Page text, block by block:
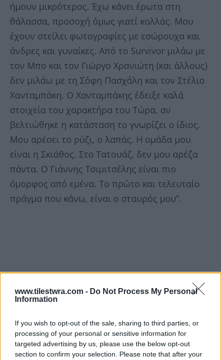
www.tilestwra.com - Do Not Process My Personal
Information
If you wish to opt-out of the sale, sharing to third parties, or
processing of your personal or sensitive information for
targeted advertising by us, please use the below opt-out
section to confirm your selection. Please note that after your
ήμουν μικρότερος. Έχω κάνει έρωτα στη
θάλασσα, προσοχή όμως γιατί κολλάς. Μου
έχουν στείλει φωτογραφίες με εσώρουχα και
άνδρες και γυναίκες. Από το Survivor μιλάω με
τον Μπο και τον Γιώργο Χρανιώτη (και άλλους)
δεν μιλάω με τη Σόφη Πασχάλη και τον Στέλιο
Χανταμπάκη. Ο Χανταμπάκης έδειξε καλά
στοιχεία του χαρακτήρα του Τώρα, αν
βελτιώθηκε η κατάσταση το γνωρίζει ο ίδιος.
Μου αρέσει το ρύζι, ο λαπάς. Η ομάδα μου
είναι η Σκιάθος. Στο Τατουάζ, δεν μου αρέζα
πάντα. Ο Γιάννης Τσιμιτσέλης είναι πιο
όμορφος από εμένα. Το πρώτο και τελευταίο
πράγμα που κάνω, είναι ο σταυρός μου”.